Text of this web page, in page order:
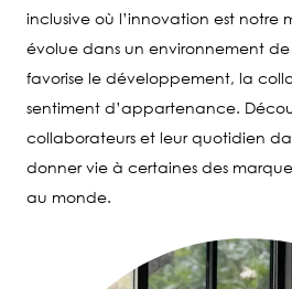
inclusive où l’innovation est notre
évolue dans un environnement
favorise le développement, la
sentiment d’appartenance.
collaborateurs et leur quotidien
donner vie à certaines des
au monde.